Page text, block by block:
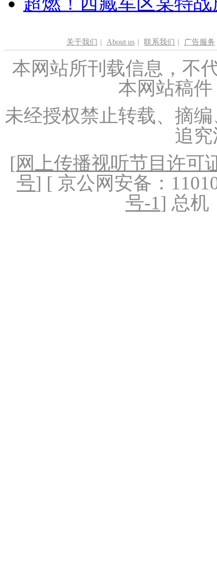
关于我们 | About us | 联系我们 | 广告服务
本网站所刊载信息，不
本网站稿
未经授权禁止转载、摘
追
[网上传播视听节目许可
号] [ 京公网安备：
号-1] 总机